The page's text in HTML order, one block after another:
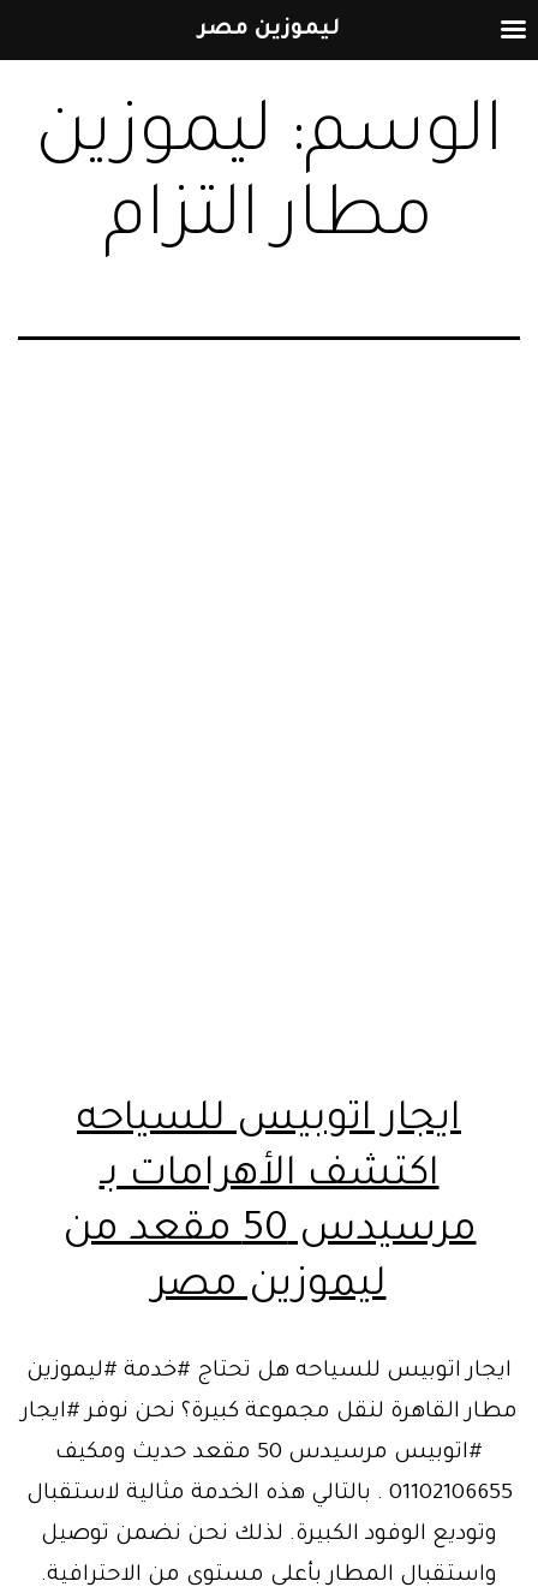
المحتوى
الوسم: ليموزين
مطار التزام
ايجار اتوبيس للسياحه
اكتشف الأهرامات بـ
مرسيدس 50 مقعد من
ليموزين مصر
ايجار اتوبيس للسياحه هل تحتاج #خدمة #ليموزين
مطار القاهرة لنقل مجموعة كبيرة؟ نحن نوفر #ايجار
#اتوبيس مرسيدس 50 مقعد حديث ومكيف
01102106655 . بالتالي هذه الخدمة مثالية لاستقبال
وتوديع الوفود الكبيرة. لذلك نحن نضمن توصيل
واستقبال المطار بأعلى مستوى من الاحترافية.
ليموزين مصر